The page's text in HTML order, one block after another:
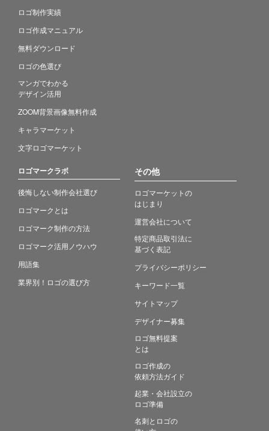
ロゴ制作実績
ロゴ作成マニュアル
無料ダウンロード
ロゴの色選び
マンガでわかる
デザイン活用
ZOOM背景画像無料作成
キャラマーケット
文字ロゴマーケット
ロゴマークラボ
後悔しない制作会社選び
ロゴマークとは
ロゴマーク制作の方法
ロゴマーク活用ノウハウ
用語集
業界別！ロゴの選び方
その他
ロゴマーケットの
はじまり
運営会社について
特定商品取引法に
基づく表記
プライバシーポリシー
キーワード一覧
サイトマップ
デザイナー募集
ロゴ無料提案
とは
ロゴ作成の
依頼方法ガイド
起業・会社設立の
ロゴ準備
名刺とロゴの